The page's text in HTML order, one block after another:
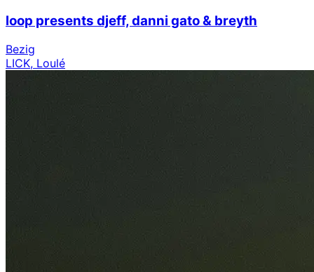
loop presents djeff, danni gato & breyth
Bezig
LICK, Loulé